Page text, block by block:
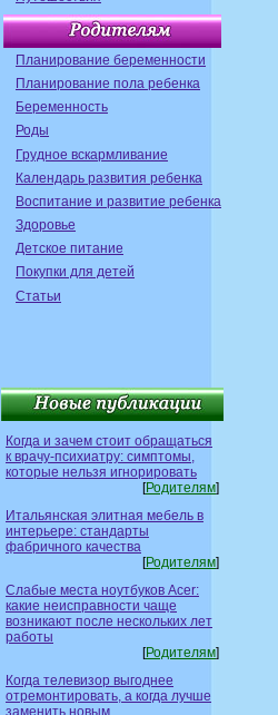
Планирование беременности
Планирование пола ребенка
Беременность
Роды
Грудное вскармливание
Календарь развития ребенка
Воспитание и развитие ребенка
Здоровье
Детское питание
Покупки для детей
Статьи
Когда и зачем стоит обращаться
к врачу-психиатру: симптомы,
которые нельзя игнорировать
[Родителям]
Итальянская элитная мебель в
интерьере: стандарты
фабричного качества
[Родителям]
Слабые места ноутбуков Acer:
какие неисправности чаще
возникают после нескольких лет
работы
[Родителям]
Когда телевизор выгоднее
отремонтировать, а когда лучше
заменить новым